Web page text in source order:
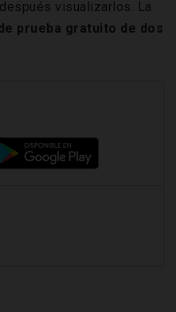
visualizarlos. La
prueba gratuito de dos